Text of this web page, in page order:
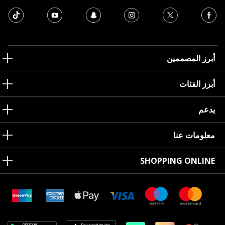
أبرز المصممين
أبرز الفئات
يدعم
معلومات عنا
SHOPPING ONLINE